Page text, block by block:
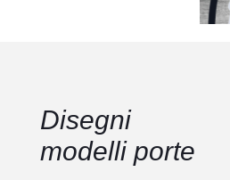
Disegni
modelli porte